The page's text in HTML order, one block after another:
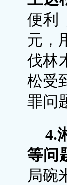
便利
元，
伐林
松受
罪问
4.
等问
局碗